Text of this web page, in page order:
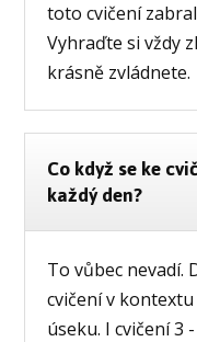
toto cvičení
Vyhraďte si vždy
krásně zvládnete.
Co když se ke
každý den?
To vůbec nevadí.
cvičení v
úseku. I cvičení 3